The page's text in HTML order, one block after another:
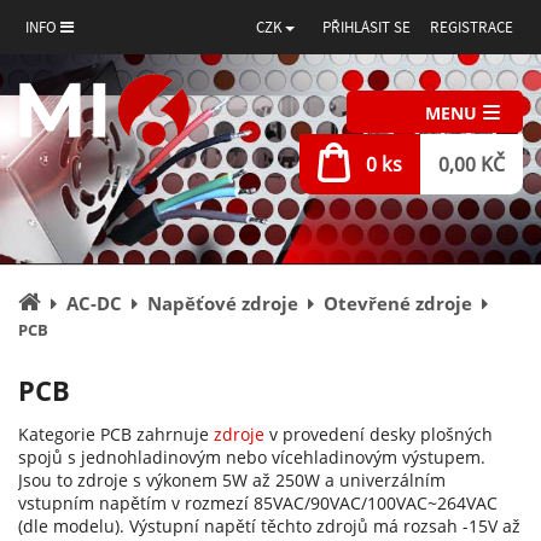
INFO CZK PŘIHLÁSIT SE REGISTRACE
MENU
0 ks 0,00 KČ
Úvodní
stránka
AC-DC Napěťové zdroje Otevřené zdroje
PCB
PCB
Kategorie PCB zahrnuje zdroje v provedení desky plošných
spojů s jednohladinovým nebo vícehladinovým výstupem.
Jsou to zdroje s výkonem 5W až 250W a univerzálním
vstupním napětím v rozmezí 85VAC/90VAC/100VAC~264VAC
(dle modelu). Výstupní napětí těchto zdrojů má rozsah -15V až